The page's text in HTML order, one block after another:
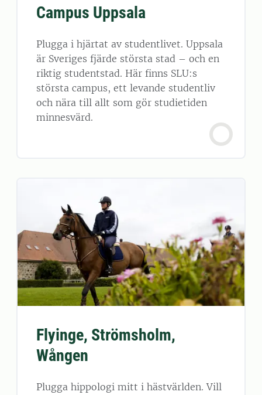
Campus Uppsala
Plugga i hjärtat av studentlivet. Uppsala
är Sveriges fjärde största stad – och en
riktig studentstad. Här finns SLU:s
största campus, ett levande studentliv
och nära till allt som gör studietiden
minnesvärd.
Flyinge, Strömsholm,
Wången
Plugga hippologi mitt i hästvärlden. Vill